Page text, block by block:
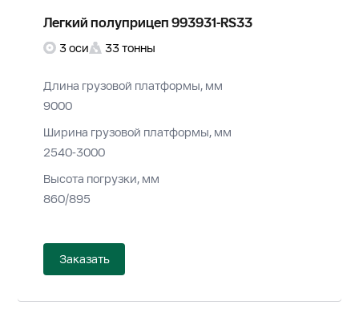
Легкий полуприцеп 993931-RS33
3 оси 33 тонны
Длина грузовой платформы, мм
9000
Ширина грузовой платформы, мм
2540-3000
Высота погрузки, мм
860/895
Заказать